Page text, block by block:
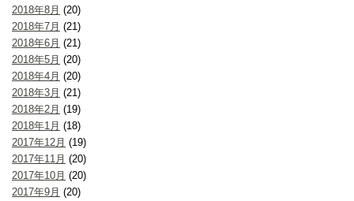
2018年8月 (20)
2018年7月 (21)
2018年6月 (21)
2018年5月 (20)
2018年4月 (20)
2018年3月 (21)
2018年2月 (19)
2018年1月 (18)
2017年12月 (19)
2017年11月 (20)
2017年10月 (20)
2017年9月 (20)